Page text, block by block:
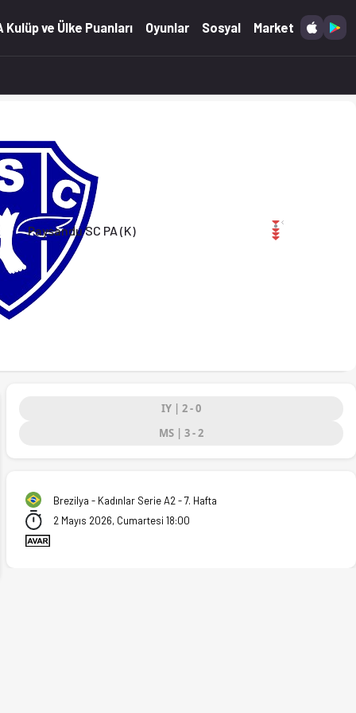
Kulüp ve Ülke Puanları Oyunlar Sosyal Market
Paysandu SC PA (K)
IY | 2 - 0
MS | 3 - 2
Brezilya - Kadınlar Serie A2 - 7. Hafta
2 Mayıs 2026, Cumartesi 18:00